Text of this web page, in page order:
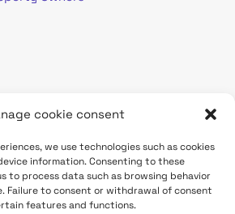
cookie consent
we use technologies such as cookies
information. Consenting to these
to process data such as browsing behavior
Failure to consent or withdrawal of consent
features and functions.
Personal data Contact
Infrastructure site